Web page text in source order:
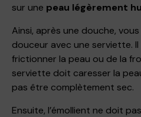
sur une peau légèrement
Ainsi, après une douche,
douceur avec une serviette. Il
frictionner la peau ou de la
serviette doit caresser la
pas être complètement sec.
Ensuite, l’émollient ne doit